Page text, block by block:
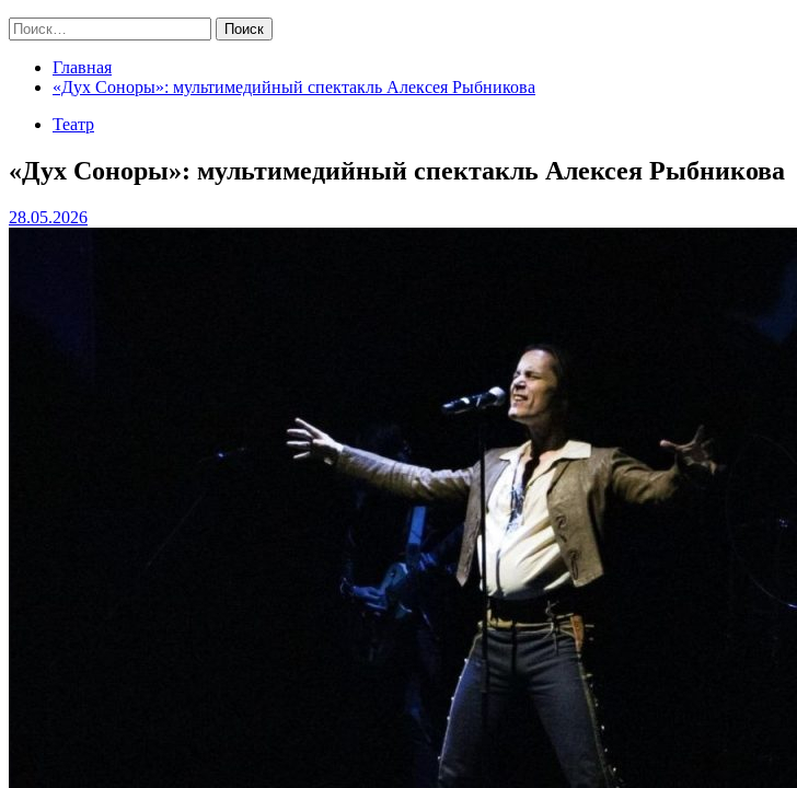
Найти:
Главная
«Дух Соноры»: мультимедийный спектакль Алексея Рыбникова
Театр
«Дух Соноры»: мультимедийный спектакль Алексея Рыбникова
28.05.2026